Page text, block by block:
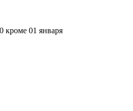
кроме 01 января